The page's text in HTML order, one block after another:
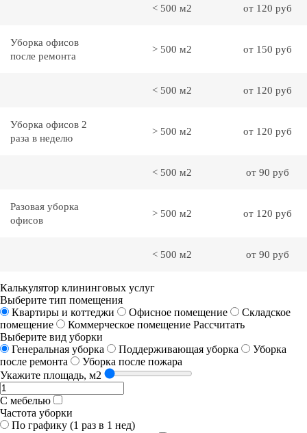
< 500 м2 от 120 руб
Уборка офисов
после ремонта
> 500 м2 от 150 руб
< 500 м2 от 120 руб
Уборка офисов 2
раза в неделю
> 500 м2 от 120 руб
< 500 м2 от 90 руб
Разовая уборка
офисов
> 500 м2 от 120 руб
< 500 м2 от 90 руб
Калькулятор клининговых услуг
Выберите тип помещения
Квартиры и коттеджи
Офисное помещение
Складское
помещение
Коммерческое помещение Рассчитать
Выберите вид уборки
Генеральная уборка
Поддерживающая уборка
Уборка
после ремонта
Уборка после пожара
Укажите площадь, м2
С мебелью
Частота уборки
По графику (1 раз в 1 нед)